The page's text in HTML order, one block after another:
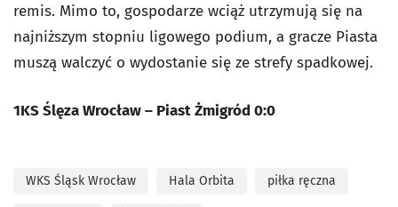
remis. Mimo to, gospodarze wciąż utrzymują się na
najniższym stopniu ligowego podium, a gracze Piasta
muszą walczyć o wydostanie się ze strefy spadkowej.
1KS Ślęza Wrocław – Piast Żmigród 0:0
WKS Śląsk Wrocław Hala Orbita piłka ręczna